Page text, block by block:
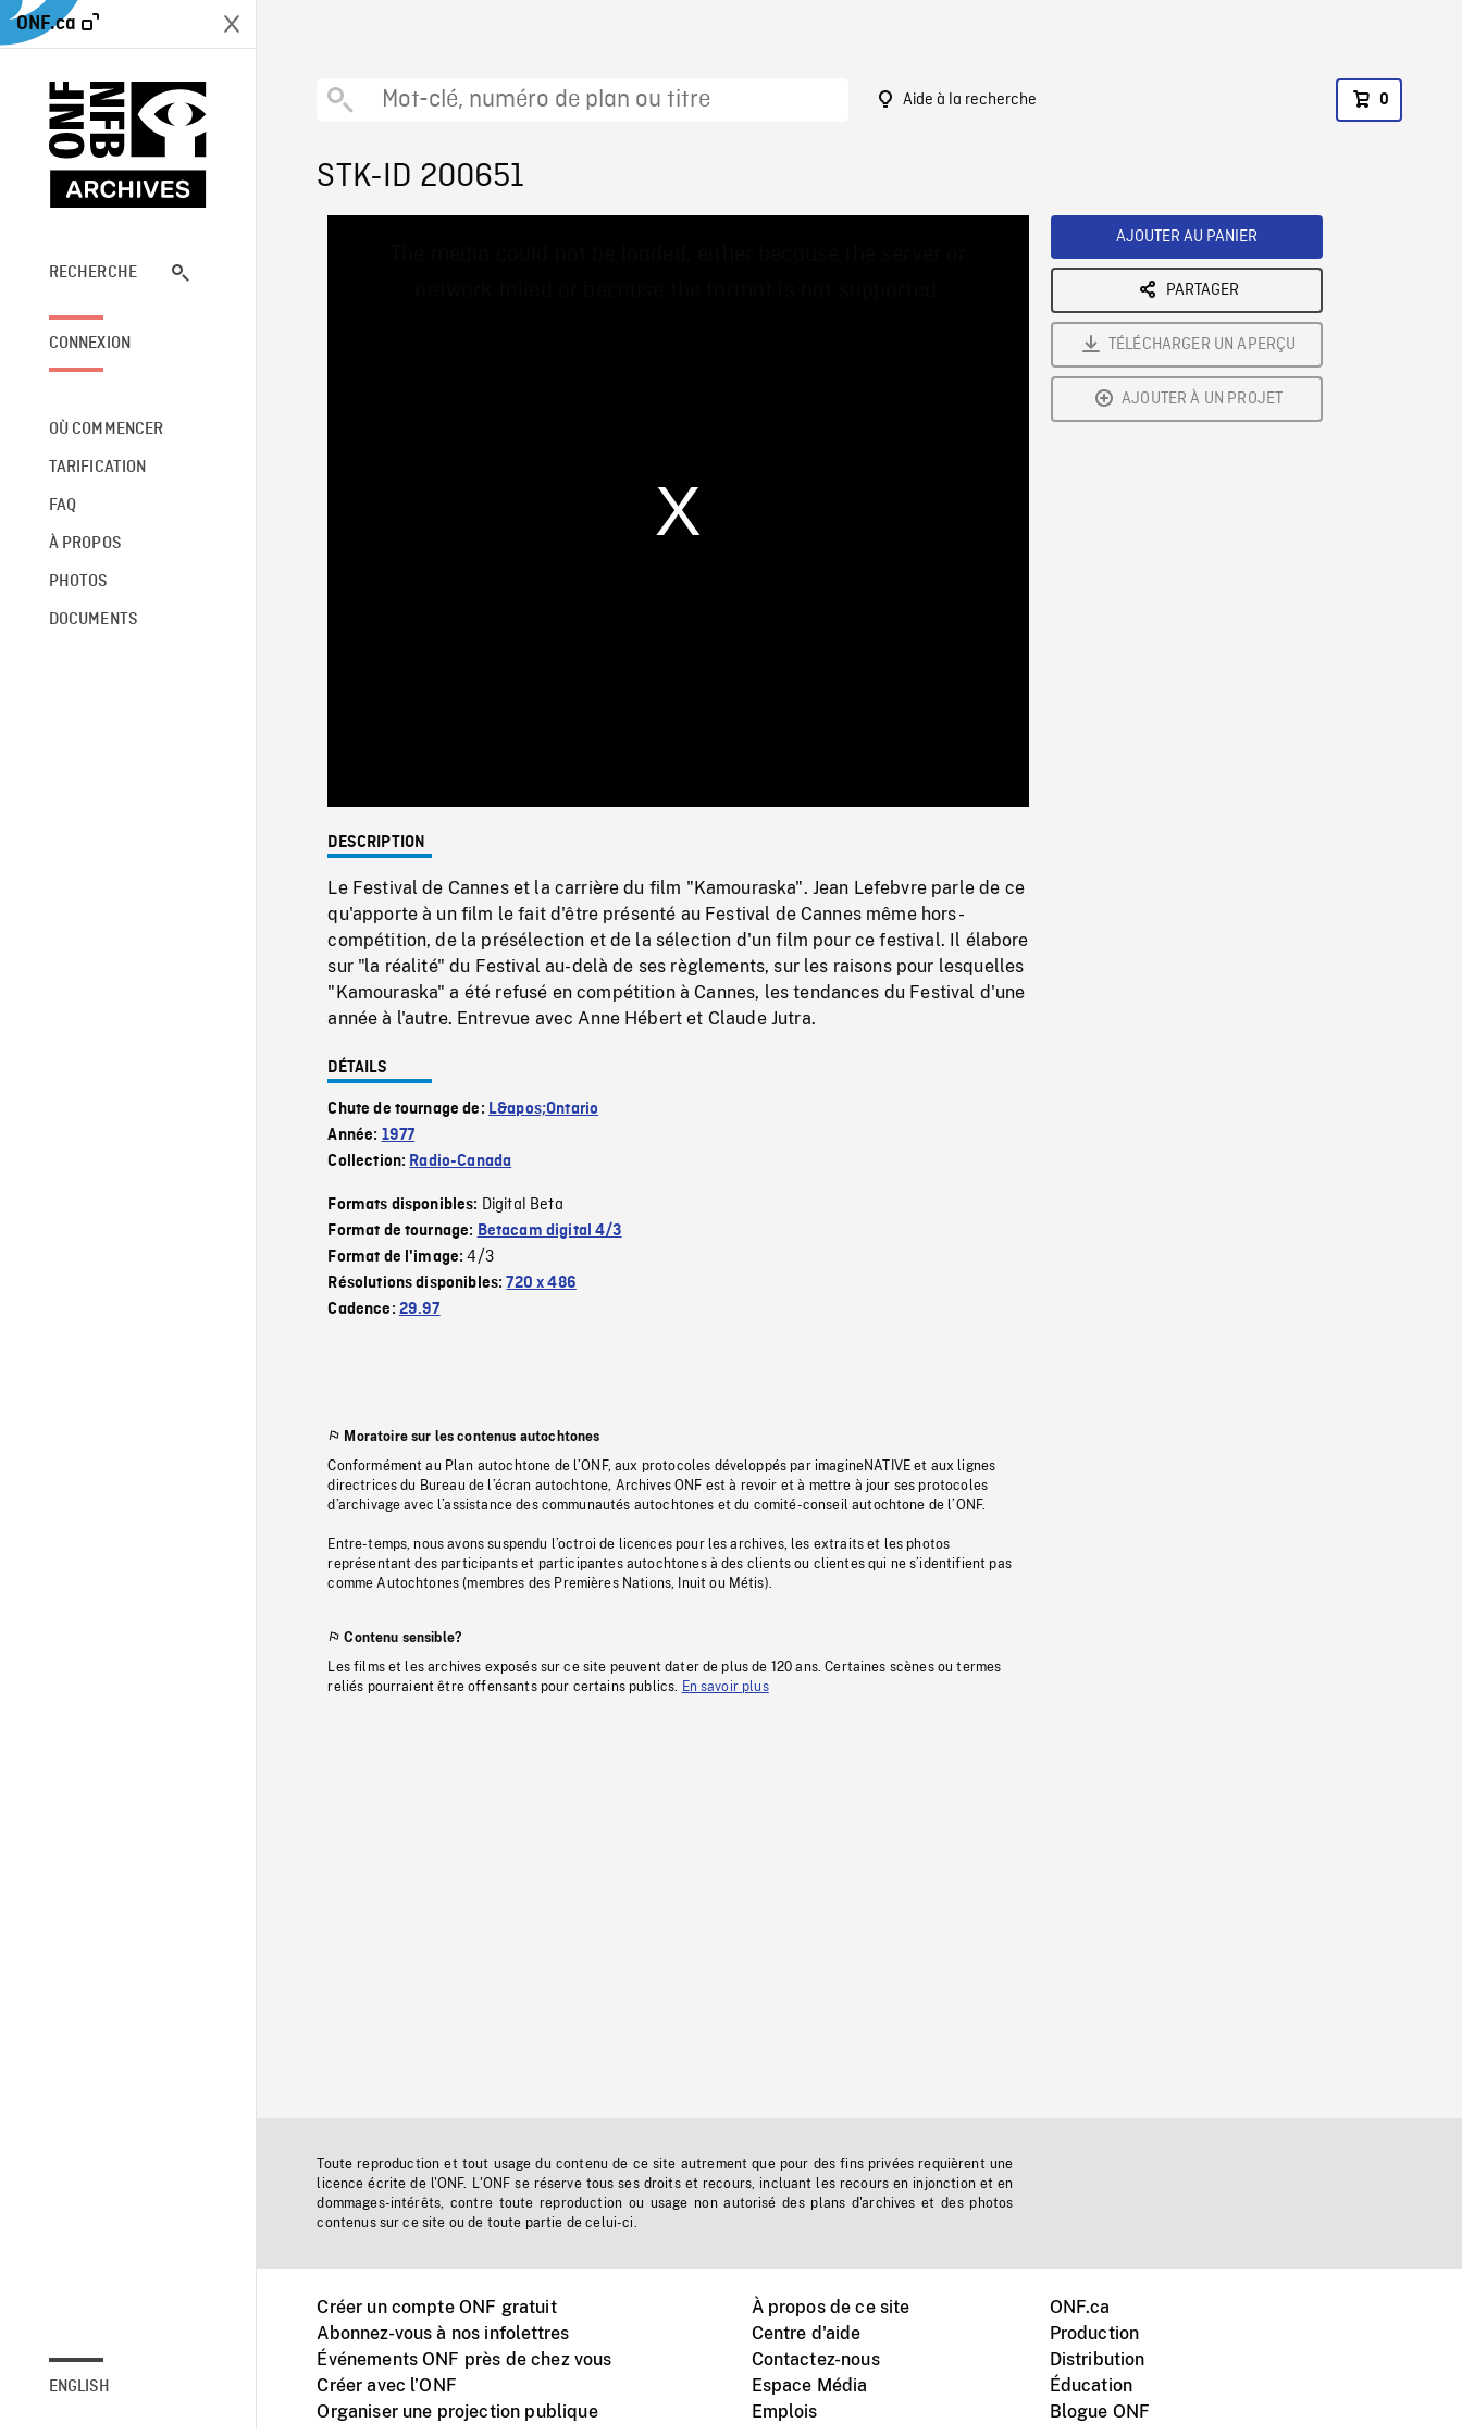
ONF.ca
RECHERCHE
CONNEXION
OÙ COMMENCER
TARIFICATION
FAQ
À PROPOS
PHOTOS
DOCUMENTS
ENGLISH
Aide à la recherche 0
STK-ID 200651
0%
Rate
DESCRIPTION
Le Festival de Cannes et la carrière du film "Kamouraska". Jean Lefebvre parle de ce
qu'apporte à un film le fait d'être présenté au Festival de Cannes même hors-
compétition, de la présélection et de la sélection d'un film pour ce festival. Il élabore
sur "la réalité" du Festival au-delà de ses règlements, sur les raisons pour lesquelles
"Kamouraska" a été refusé en compétition à Cannes, les tendances du Festival d'une
année à l'autre. Entrevue avec Anne Hébert et Claude Jutra.
DÉTAILS
Chute de tournage de: L&apos;Ontario
Année: 1977
Collection: Radio-Canada
Formats disponibles: Digital Beta
Format de tournage: Betacam digital 4/3
Format de l'image:4/3
Résolutions disponibles:720 x 486
Cadence: 29.97
Moratoire sur les contenus autochtones
Conformément au Plan autochtone de l’ONF, aux protocoles développés par imagineNATIVE et aux lignes
directrices du Bureau de l’écran autochtone, Archives ONF est à revoir et à mettre à jour ses protocoles
d’archivage avec l’assistance des communautés autochtones et du comité-conseil autochtone de l’ONF.
Entre-temps, nous avons suspendu l’octroi de licences pour les archives, les extraits et les photos
représentant des participants et participantes autochtones à des clients ou clientes qui ne s’identifient pas
comme Autochtones (membres des Premières Nations, Inuit ou Métis).
Contenu sensible?
Les films et les archives exposés sur ce site peuvent dater de plus de 120 ans. Certaines scènes ou termes
reliés pourraient être offensants pour certains publics.
En savoir plus
AJOUTER AU PANIER
PARTAGER
TÉLÉCHARGER UN APERÇU
AJOUTER À UN PROJET
Toute reproduction et tout usage du contenu de ce site autrement que pour des fins privées requièrent une
licence écrite de l'ONF. L'ONF se réserve tous ses droits et recours, incluant les recours en injonction et en
dommages-intérêts, contre toute reproduction ou usage non autorisé des plans d'archives et des photos
contenus sur ce site ou de toute partie de celui-ci.
Créer un compte ONF gratuit
Abonnez-vous à nos infolettres
Événements ONF près de chez vous
Créer avec l’ONF
Organiser une projection publique
À propos de ce site
Centre d'aide
Contactez-nous
Espace Média
Emplois
ONF.ca
Production
Distribution
Éducation
Blogue ONF